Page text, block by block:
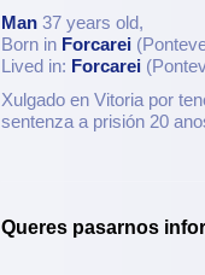
Man 37 years old,
Born in Forcarei
Lived in: Forcarei
Xulgado en Vitoria por
sentenza a prisión 20
Queres pasarnos